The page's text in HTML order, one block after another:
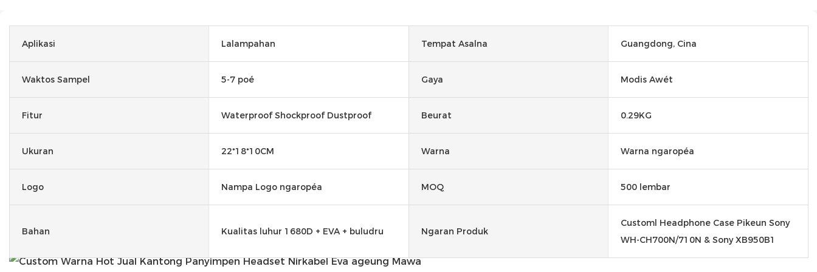
Aplikasi Lalampahan Tempat Asalna Guangdong, Cina
Waktos Sampel 5-7 poé Gaya Modis Awét
Fitur Waterproof Shockproof Dustproof Beurat 0.29KG
Ukuran 22*18*10CM Warna Warna ngaropéa
Logo Nampa Logo ngaropéa MOQ 500 lembar
Bahan Kualitas luhur 1680D + EVA + buludru Ngaran Produk
Customl Headphone Case Pikeun Sony
WH-CH700N/710N & Sony XB950B1